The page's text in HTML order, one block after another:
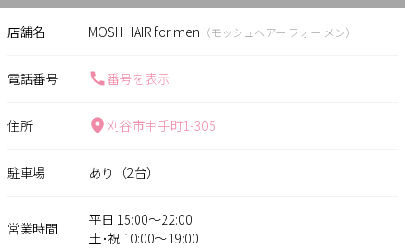
店舗名 MOSH HAIR for men （モッシュヘアー フォー メン）
電話番号 番号を表示
住所 刈谷市中手町1-305
駐車場 あり（2台）
営業時間
平日 15:00〜22:00
土･祝 10:00〜19:00